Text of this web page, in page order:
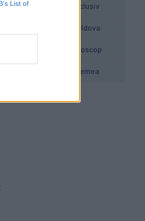
List of Exclusiv
Moldova
Horoscop
Vremea